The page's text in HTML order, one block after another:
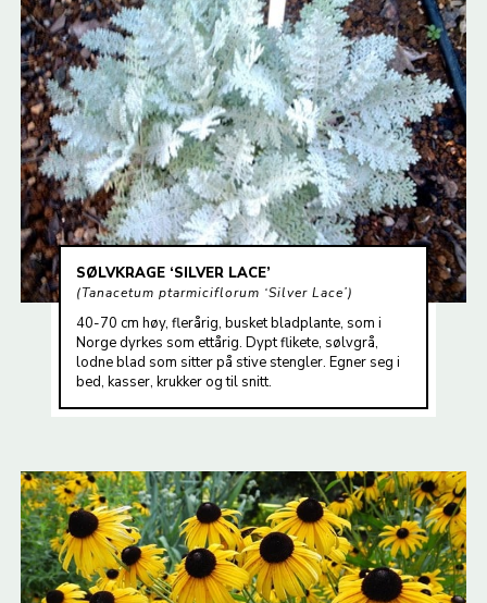
SØLVKRAGE ‘SILVER LACE’
Tanacetum ptarmiciflorum ‘Silver Lace’
40-70 cm høy, flerårig, busket bladplante, som i
Norge dyrkes som ettårig. Dypt flikete, sølvgrå,
lodne blad som sitter på stive stengler. Egner seg i
bed, kasser, krukker og til snitt.